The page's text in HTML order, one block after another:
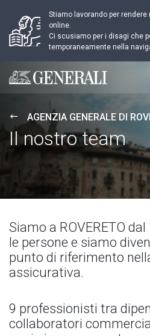
Stiamo lavorando per
online.
Ci scusiamo per i disagi che
temporaneamente nella
Generali logo
AGENZIA GENERALE DI
Il nostro team
Siamo a ROVERETO
le persone e siamo
punto di riferimento
assicurativa.
9 professionisti tra
collaboratori